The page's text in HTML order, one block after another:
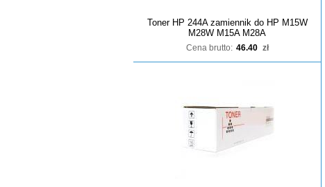
Toner HP 244A zamiennik do HP M15W
M28W M15A M28A
Cena brutto: 46.40 zł